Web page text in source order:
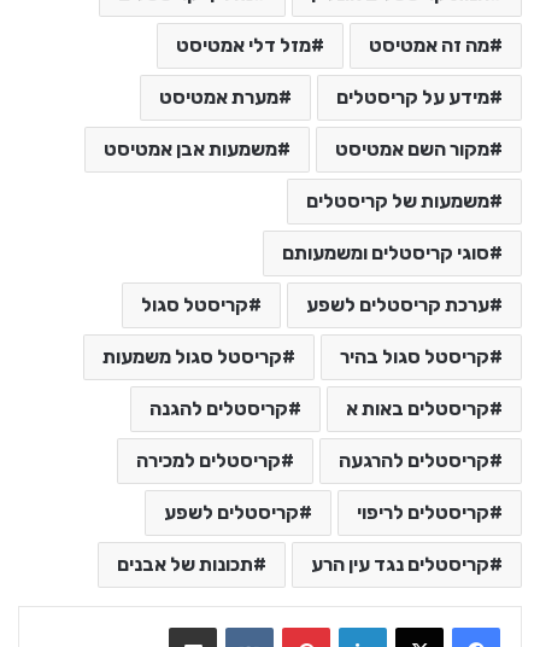
מה זה אמטיסט מזל דלי אמטיסט
מידע על קריסטלים מערת אמטיסט
מקור השם אמטיסט משמעות אבן אמטיסט
משמעות של קריסטלים
סוגי קריסטלים ומשמעותם
ערכת קריסטלים לשפע קריסטל סגול
קריסטל סגול בהיר קריסטל סגול משמעות
קריסטלים באות א קריסטלים להגנה
קריסטלים להרגעה קריסטלים למכירה
קריסטלים לריפוי קריסטלים לשפע
קריסטלים נגד עין הרע תכונות של אבנים
LinkedIn
Pinterest
VKontakteשתף בדואר אלקטרוני